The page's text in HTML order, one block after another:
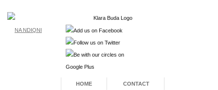
NA NDIQNI
HOME CONTACT